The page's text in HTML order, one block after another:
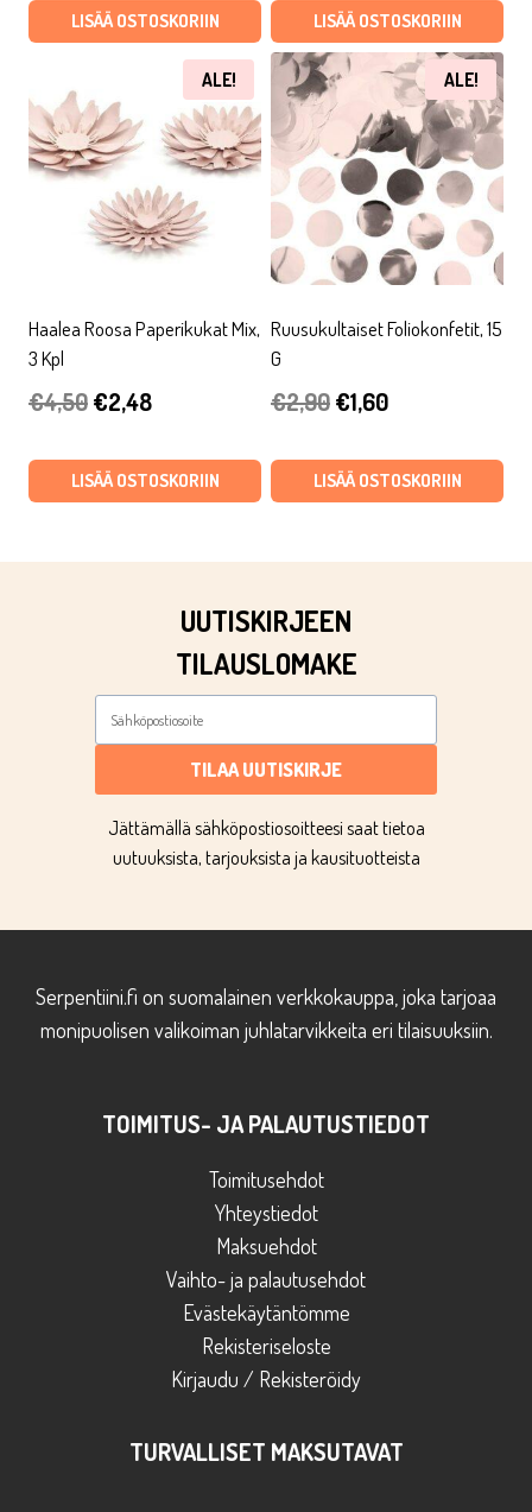
oli:
on:
€1,60.
LISÄÄ OSTOSKORIIN
€3,50.€1,05.
LISÄÄ OSTOSKORIIN
ALE!
Haalea Roosa Paperikukat Mix,
3 Kpl
€4,50Alkuperäinen
oli:
€2,48Nykyinen
on:
LISÄÄ OSTOSKORIIN
ALE!
Ruusukultaiset Foliokonfetit, 15
G
€2,90Alkuperäinen
oli:
€1,60Nykyinen
on:
LISÄÄ OSTOSKORIIN
UUTISKIRJEEN
TILAUSLOMAKE
TILAA UUTISKIRJE
Jättämällä sähköpostiosoitteesi saat tietoa
uutuuksista, tarjouksista ja kausituotteista
Serpentiini.fi on suomalainen verkkokauppa, joka tarjoaa
monipuolisen valikoiman juhlatarvikkeita eri tilaisuuksiin.
TOIMITUS- JA PALAUTUSTIEDOT
Toimitusehdot
Yhteystiedot
Maksuehdot
Vaihto- ja palautusehdot
Evästekäytäntömme
Rekisteriseloste
Kirjaudu / Rekisteröidy
TURVALLISET MAKSUTAVAT